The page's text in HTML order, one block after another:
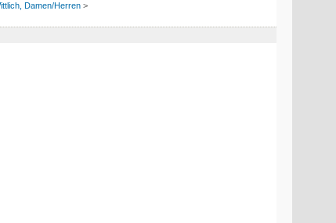
Damen/Herren >